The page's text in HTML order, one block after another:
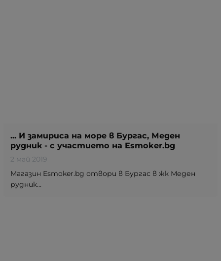
... И замириса на море в Бургас, Меден
рудник - с участието на Esmoker.bg
2 май 2019
Магазин Esmoker.bg отвори в Бургас в жк Меден
рудник...